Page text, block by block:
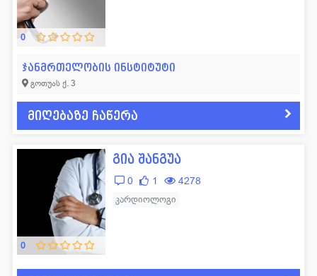
0
ჯანმრთელობის ინსტიტუტი
გოთუას ქ. 3
მიღებაზე ჩაწერა
0
გია შანგუა
0 1 4278
კარდიოლოგი